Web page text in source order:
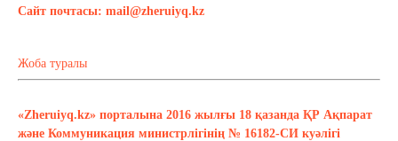
Сайт почтасы: mail@zheruiyq.kz
Жоба туралы
«Zheruiyq.kz» порталына 2016 жылғы 18 қазанда ҚР Ақпарат
және Коммуникация министрлігінің № 16182-СИ куәлігі